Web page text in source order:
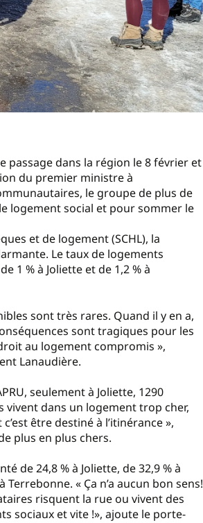
passage dans la région le 8 février et
du premier ministre à
le groupe de plus de
logement social et pour sommer le
et de logement (SCHL), la
Le taux de logements
1 % à Joliette et de 1,2 % à
sont très rares. Quand il y en a,
sont tragiques pour les
au logement compromis »,
Lanaudière.
seulement à Joliette, 1290
vivent dans un logement trop cher,
être destiné à l’itinérance »,
plus en plus chers.
de 24,8 % à Joliette, de 32,9 % à
Terrebonne. « Ça n’a aucun bon sens!
risquent la rue ou vivent des
sociaux et vite !», ajoute le porte-